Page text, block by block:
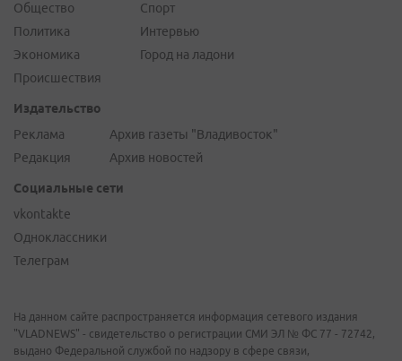
Общество
Политика
Экономика
Происшествия
Спорт
Интервью
Город на ладони
Издательство
Реклама
Редакция
Архив газеты "Владивосток"
Архив новостей
Социальные сети
vkontakte
Одноклассники
Телеграм
На данном сайте распространяется информация сетевого издания
"VLADNEWS" - свидетельство о регистрации СМИ ЭЛ № ФС 77 - 72742,
выдано Федеральной службой по надзору в сфере связи,